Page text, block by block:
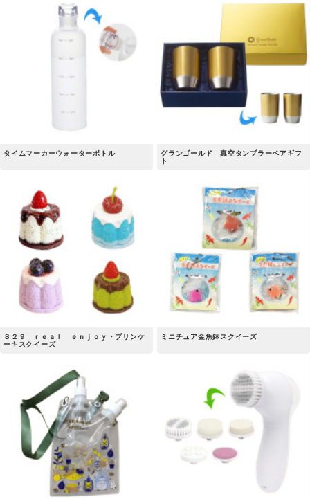
タイムマーカーウォーターボトル
グランゴールド 真空タンブラーペアギフ
ト
８２９ ｒｅａｌ ｅｎｊｏｙ・プリンケ
ーキスクイーズ
ミニチュア金魚鉢スクイーズ